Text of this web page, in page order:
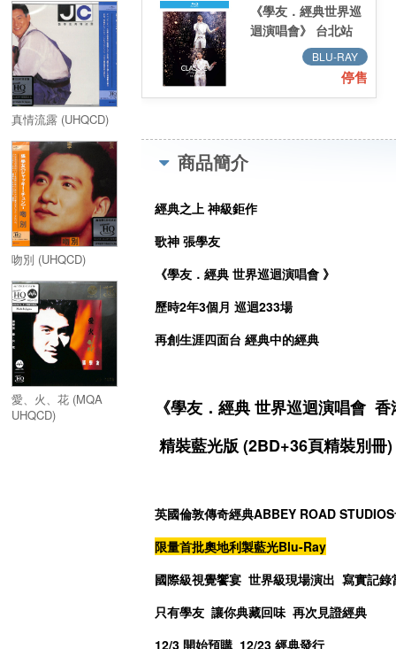
真情流露 (UHQCD)
吻別 (UHQCD)
愛、火、花 (MQA
UHQCD)
《學友．經典世界巡
迴演唱會》 台北站
精裝藍光版
(2BD+36頁精裝別
BLU-RAY
停售
商品簡介
經典之上 神級鉅作
歌神 張學友
《學友 ．經典 世界巡迴演唱會 》
歷時2年3個月 巡迴233場
再創生涯四面台 經典中的經典
《學友．經典 世界巡迴演唱會
精裝藍光版 (2BD+36頁精裝別冊)
英國倫敦傳奇經典ABBEY ROAD
限量首批奧地利製藍光Blu-Ray
國際級視覺饗宴 世界級現場演出 寫實記錄
只有學友 讓你典藏回味 再次見證經典
12/3 開始預購 12/23 經典發行